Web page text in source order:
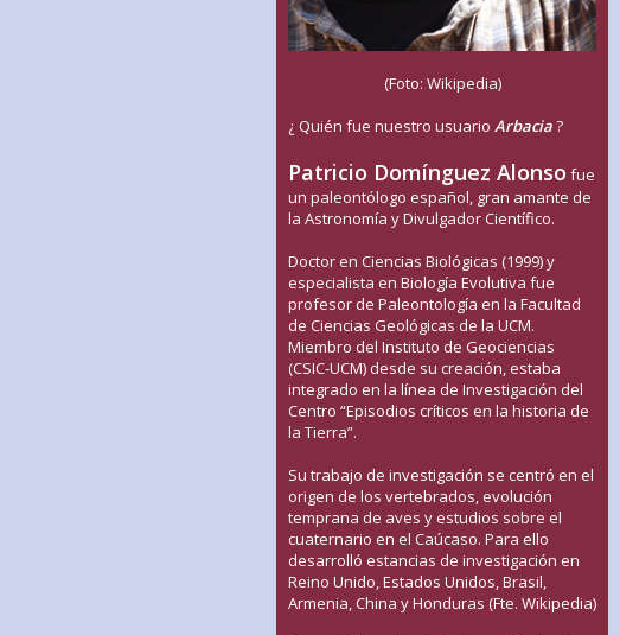
(Foto: Wikipedia)
¿ Quién fue nuestro usuario Arbacia?
Patricio Domínguez Alonso fue
un paleontólogo español, gran amante de
la Astronomía y Divulgador Científico.
Doctor en Ciencias Biológicas (1999) y
especialista en Biología Evolutiva fue
profesor de Paleontología en la Facultad
de Ciencias Geológicas de la UCM.
Miembro del Instituto de Geociencias
(CSIC-UCM) desde su creación, estaba
integrado en la línea de Investigación del
Centro “Episodios críticos en la historia de
la Tierra”.
Su trabajo de investigación se centró en el
origen de los vertebrados, evolución
temprana de aves y estudios sobre el
cuaternario en el Caúcaso. Para ello
desarrolló estancias de investigación en
Reino Unido, Estados Unidos, Brasil,
Armenia, China y Honduras (Fte. Wikipedia)